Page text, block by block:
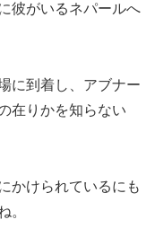
彼がいるネパールへ
に到着し、アブナー
在りかを知らない
かけられているにも
。